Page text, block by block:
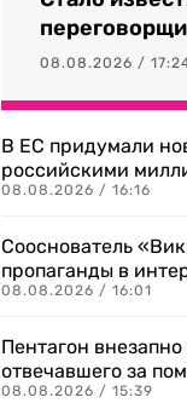
08.08.2026 /
В ЕС придумали
российскими
08.08.2026 / 16:16
Сооснователь
пропаганды в
08.08.2026 / 16:01
Пентагон
отвечавшего за
08.08.2026 / 15:39